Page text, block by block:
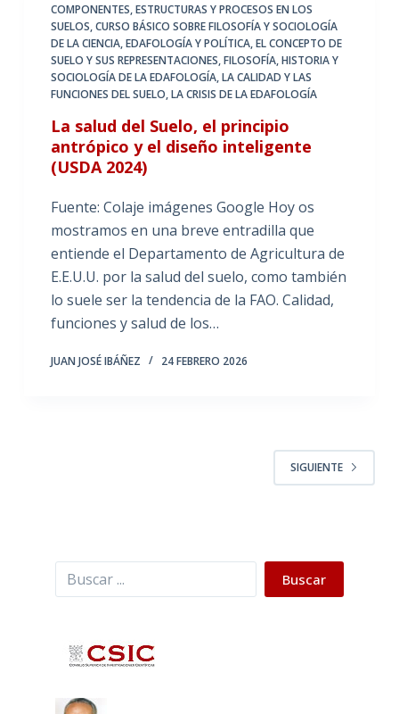
COMPONENTES, ESTRUCTURAS Y PROCESOS EN LOS
SUELOS,CURSO BÁSICO SOBRE FILOSOFÍA Y SOCIOLOGÍA
DE LA CIENCIA,EDAFOLOGÍA Y POLÍTICA,EL CONCEPTO DE
SUELO Y SUS REPRESENTACIONES,FILOSOFÍA, HISTORIA Y
SOCIOLOGÍA DE LA EDAFOLOGÍA,LA CALIDAD Y LAS
FUNCIONES DEL SUELO,LA CRISIS DE LA EDAFOLOGÍA
La salud del Suelo, el principio
antrópico y el diseño inteligente
(USDA 2024)
Fuente: Colaje imágenes Google Hoy os
mostramos en una breve entradilla que
entiende el Departamento de Agricultura de
E.E.U.U. por la salud del suelo, como también
lo suele ser la tendencia de la FAO. Calidad,
funciones y salud de los…
JUAN JOSÉ IBÁÑEZ 24 FEBRERO 2026
SIGUIENTE
Buscar Buscar